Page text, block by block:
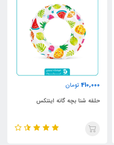
410,000 تومان
حلقه شنا بچه گانه اینتکس